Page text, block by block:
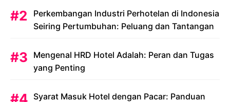
Perkembangan Industri Perhotelan di Indonesia
Seiring Pertumbuhan: Peluang dan Tantangan
Mengenal HRD Hotel Adalah: Peran dan Tugas
yang Penting
Syarat Masuk Hotel dengan Pacar: Panduan